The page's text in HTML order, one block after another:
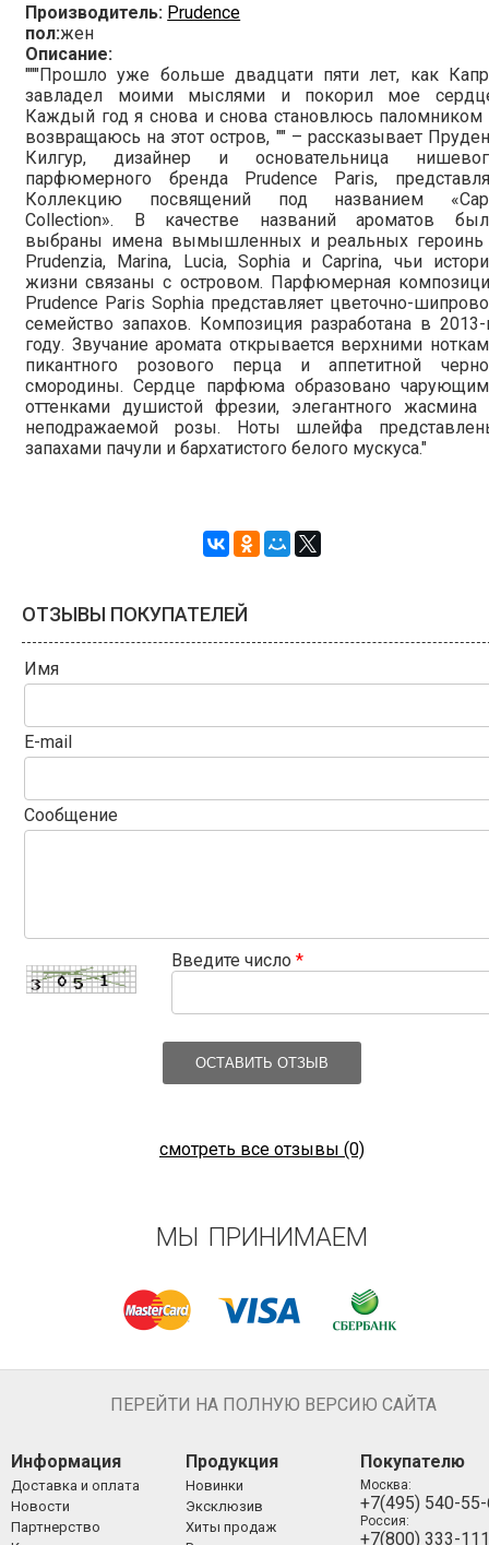
Производитель: Prudence
пол:жен
Описание:
"""Прошло уже больше двадцати пяти лет, как
завладел моими мыслями и покорил мое
Каждый год я снова и снова становлюсь паломником
возвращаюсь на этот остров, "" – рассказывает
Килгур, дизайнер и основательница
парфюмерного бренда Prudence Paris,
Коллекцию посвящений под названием
Collection». В качестве названий ароматов
выбраны имена вымышленных и реальных
Prudenzia, Marina, Lucia, Sophia и Caprina, чьи
жизни связаны с островом. Парфюмерная
Prudence Paris Sophia представляет цветочно-
семейство запахов. Композиция разработана в
году. Звучание аромата открывается верхними
пикантного розового перца и аппетитной
смородины. Сердце парфюма образовано
оттенками душистой фрезии, элегантного жасмина
неподражаемой розы. Ноты шлейфа
запахами пачули и бархатистого белого мускуса."
ОТЗЫВЫ ПОКУПАТЕЛЕЙ
Имя
E-mail
Сообщение
Введите число *
ОСТАВИТЬ ОТЗЫВ
смотреть все отзывы (0)
МЫ ПРИНИМАЕМ
ПЕРЕЙТИ НА ПОЛНУЮ ВЕРСИЮ САЙТА
Информация
Доставка и оплата
Новости
Партнерство
Продукция
Новинки
Эксклюзив
Хиты продаж
Покупателю
Москва:
+7(495) 540-
Россия:
+7(800) 333-